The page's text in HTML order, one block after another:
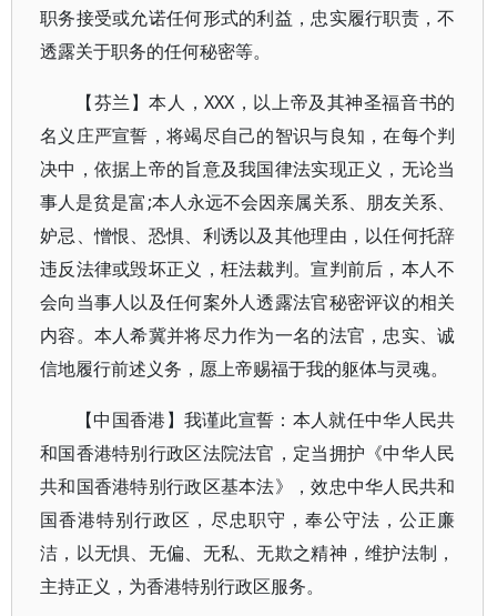
职务接受或允诺任何形式的利益，忠实履行职责，不
透露关于职务的任何秘密等。
【芬兰】本人，XXX，以上帝及其神圣福音书的
名义庄严宣誓，将竭尽自己的智识与良知，在每个判
决中，依据上帝的旨意及我国律法实现正义，无论当
事人是贫是富;本人永远不会因亲属关系、朋友关系、
妒忌、憎恨、恐惧、利诱以及其他理由，以任何托辞
违反法律或毁坏正义，枉法裁判。宣判前后，本人不
会向当事人以及任何案外人透露法官秘密评议的相关
内容。本人希冀并将尽力作为一名的法官，忠实、诚
信地履行前述义务，愿上帝赐福于我的躯体与灵魂。
【中国香港】我谨此宣誓：本人就任中华人民共
和国香港特别行政区法院法官，定当拥护《中华人民
共和国香港特别行政区基本法》，效忠中华人民共和
国香港特别行政区，尽忠职守，奉公守法，公正廉
洁，以无惧、无偏、无私、无欺之精神，维护法制，
主持正义，为香港特别行政区服务。